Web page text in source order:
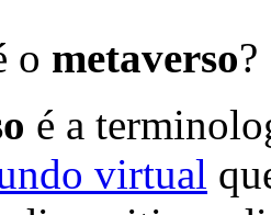
o metaverso?
é a
virtual